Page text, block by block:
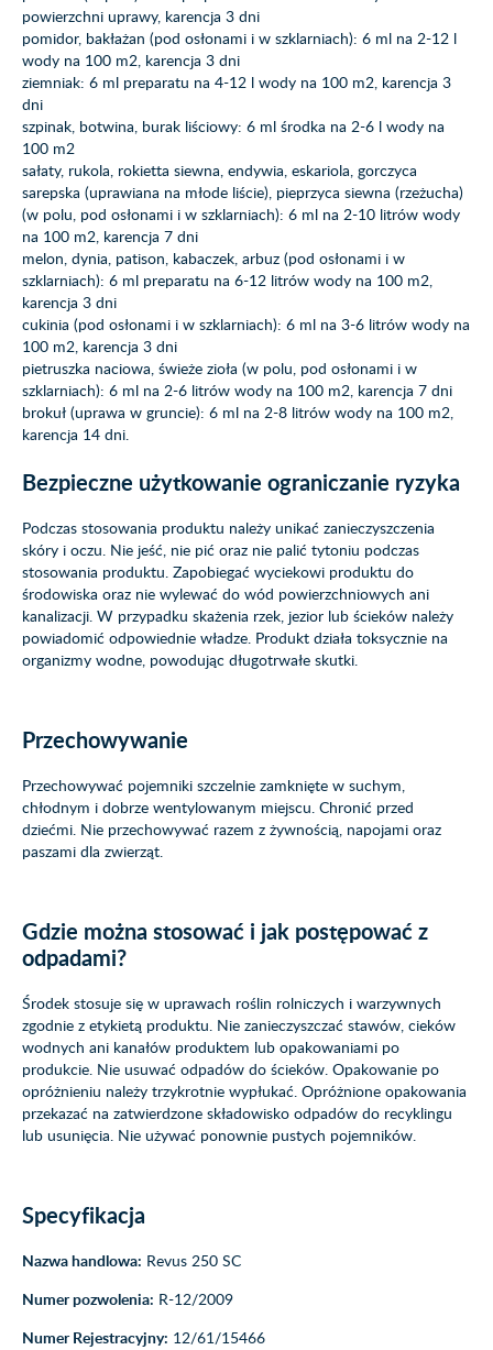
powierzchni uprawy, karencja 3 dni
pomidor, bakłażan (pod osłonami i w szklarniach): 6 ml na 2-12 l
wody na 100 m2, karencja 3 dni
ziemniak: 6 ml preparatu na 4-12 l wody na 100 m2, karencja 3
dni
szpinak, botwina, burak liściowy: 6 ml środka na 2-6 l wody na
100 m2
sałaty, rukola, rokietta siewna, endywia, eskariola, gorczyca
sarepska (uprawiana na młode liście), pieprzyca siewna (rzeżucha)
(w polu, pod osłonami i w szklarniach): 6 ml na 2-10 litrów wody
na 100 m2, karencja 7 dni
melon, dynia, patison, kabaczek, arbuz (pod osłonami i w
szklarniach): 6 ml preparatu na 6-12 litrów wody na 100 m2,
karencja 3 dni
cukinia (pod osłonami i w szklarniach): 6 ml na 3-6 litrów wody na
100 m2, karencja 3 dni
pietruszka naciowa, świeże zioła (w polu, pod osłonami i w
szklarniach): 6 ml na 2-6 litrów wody na 100 m2, karencja 7 dni
brokuł (uprawa w gruncie): 6 ml na 2-8 litrów wody na 100 m2,
karencja 14 dni.
Bezpieczne użytkowanie ograniczanie ryzyka
Podczas stosowania produktu należy unikać zanieczyszczenia
skóry i oczu. Nie jeść, nie pić oraz nie palić tytoniu podczas
stosowania produktu. Zapobiegać wyciekowi produktu do
środowiska oraz nie wylewać do wód powierzchniowych ani
kanalizacji. W przypadku skażenia rzek, jezior lub ścieków należy
powiadomić odpowiednie władze. Produkt działa toksycznie na
organizmy wodne, powodując długotrwałe skutki.
Przechowywanie
Przechowywać pojemniki szczelnie zamknięte w suchym,
chłodnym i dobrze wentylowanym miejscu. Chronić przed
dziećmi. Nie przechowywać razem z żywnością, napojami oraz
paszami dla zwierząt.
Gdzie można stosować i jak postępować z
odpadami?
Środek stosuje się w uprawach roślin rolniczych i warzywnych
zgodnie z etykietą produktu. Nie zanieczyszczać stawów, cieków
wodnych ani kanałów produktem lub opakowaniami po
produkcie. Nie usuwać odpadów do ścieków. Opakowanie po
opróżnieniu należy trzykrotnie wypłukać. Opróżnione opakowania
przekazać na zatwierdzone składowisko odpadów do recyklingu
lub usunięcia. Nie używać ponownie pustych pojemników.
Specyfikacja
Nazwa handlowa: Revus 250 SC
Numer pozwolenia: R-12/2009
Numer Rejestracyjny: 12/61/15466